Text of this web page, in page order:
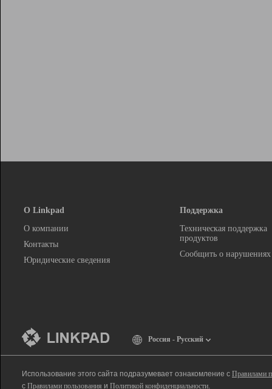
О Linkpad
О компании
Контакты
Юридические сведения
Поддержка
Техническая поддержка
продуктов
Сообщить о нарушениях
Россия - Русский
Использование этого сайта подразумевает ознакомление с Правилами
с Правилами пользования и Политикой конфиденциальности.